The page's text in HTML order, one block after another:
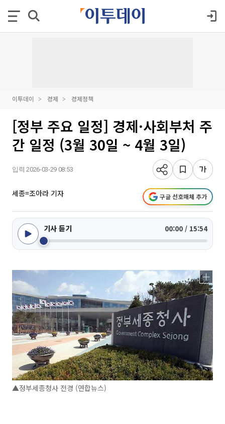
이투데이 경제 경제정책
[정부 주요 일정] 경제·사회부처 주
간 일정 (3월 30일 ~ 4월 3일)
입력 2026-03-29 08:53
세종=조아라 기자 구글 선호매체 추가
기사 듣기 00:00 / 15:54
▲정부세종청사 전경 (연합뉴스)